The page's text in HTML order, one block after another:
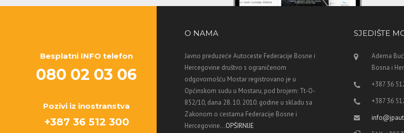
Besplatni INFO telefon
080 02 03 06
Pozivi iz inostranstva
+387 36 512 300
O NAMA
Javno preduzeće Autoceste Federacije Bosne i
Hercegovine društvo s ograničenom
odgovornošću Mostar registrovano je u
Općinskom sudu u Mostaru, pod brojem: Tt-O-
852/10, dana 28. 10. 2010. godine u skladu sa
Zakonom o cestama Federacije Bosne i
Hercegovine...OPŠIRNIJE
SJEDIŠTE
Adema
Bosna i
+387 36
+387 36